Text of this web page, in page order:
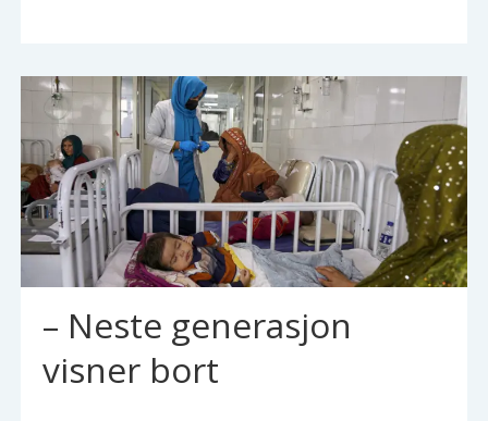
– Neste generasjon
visner bort